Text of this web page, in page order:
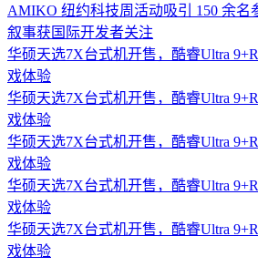
AMIKO 纽约科技周活动吸引 150 余名
叙事获国际开发者关注
华硕天选7X台式机开售，酷睿Ultra
戏体验
华硕天选7X台式机开售，酷睿Ultra
戏体验
华硕天选7X台式机开售，酷睿Ultra
戏体验
华硕天选7X台式机开售，酷睿Ultra
戏体验
华硕天选7X台式机开售，酷睿Ultra
戏体验